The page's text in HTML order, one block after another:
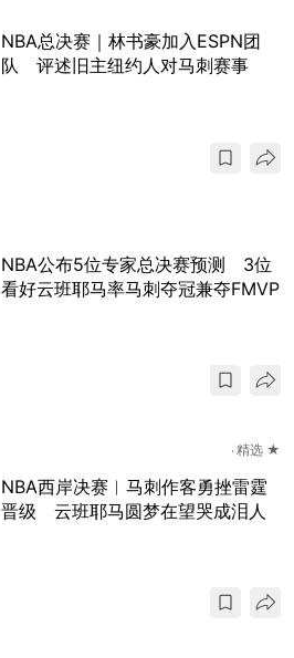
NBA总决赛｜林书豪加入ESPN团
队 评述旧主纽约人对马刺赛事
NBA公布5位专家总决赛预测 3位
看好云班耶马率马刺夺冠兼夺FMVP
精选 ★
NBA西岸决赛︱马刺作客勇挫雷霆
晋级 云班耶马圆梦在望哭成泪人